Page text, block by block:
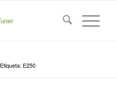
Etiqueta: E250